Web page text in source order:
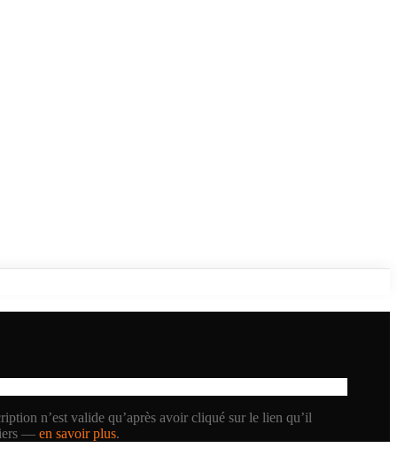
n’est valide qu’après avoir cliqué sur le lien qu’il
— en savoir plus.